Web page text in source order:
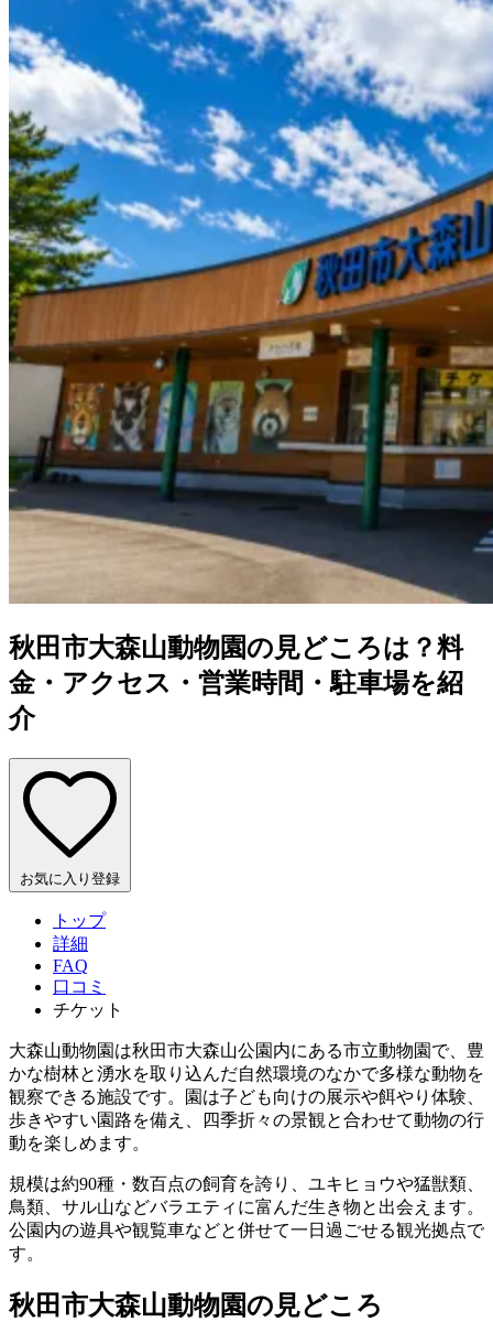
秋田市大森山動物園の見どころは？料
金・アクセス・営業時間・駐車場を紹
介
お気に入り登録
トップ
詳細
FAQ
口コミ
チケット
大森山動物園は秋田市大森山公園内にある市立動物園で、豊
かな樹林と湧水を取り込んだ自然環境のなかで多様な動物を
観察できる施設です。園は子ども向けの展示や餌やり体験、
歩きやすい園路を備え、四季折々の景観と合わせて動物の行
動を楽しめます。
規模は約90種・数百点の飼育を誇り、ユキヒョウや猛獣類、
鳥類、サル山などバラエティに富んだ生き物と出会えます。
公園内の遊具や観覧車などと併せて一日過ごせる観光拠点で
す。
秋田市大森山動物園の見どころ